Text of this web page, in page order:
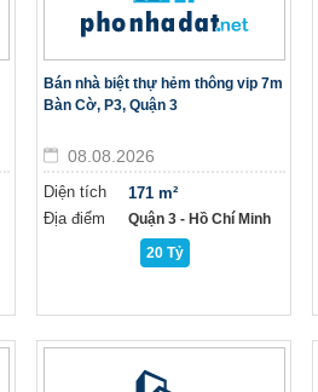
Bán nhà biệt thự hẻm thông vip 7m
Bàn Cờ, P3, Quận 3
08.08.2026
Diện tích
Địa điểm
171 m²
Quận 3 - Hồ Chí Minh
20 Tỷ